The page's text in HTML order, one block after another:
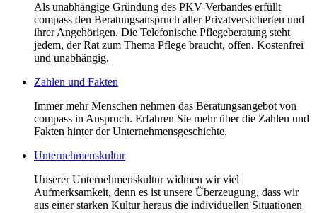
Als unabhängige Gründung des PKV-Verbandes erfüllt
compass den Beratungsanspruch aller Privatversicherten und
ihrer Angehörigen. Die Telefonische Pflegeberatung steht
jedem, der Rat zum Thema Pflege braucht, offen. Kostenfrei
und unabhängig.
Zahlen und Fakten
Immer mehr Menschen nehmen das Beratungsangebot von
compass in Anspruch. Erfahren Sie mehr über die Zahlen und
Fakten hinter der Unternehmensgeschichte.
Unternehmenskultur
Unserer Unternehmenskultur widmen wir viel
Aufmerksamkeit, denn es ist unsere Überzeugung, dass wir
aus einer starken Kultur heraus die individuellen Situationen